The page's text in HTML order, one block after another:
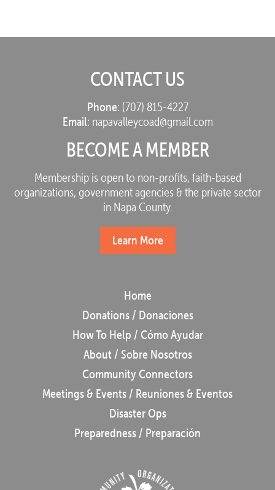
CONTACT US
Phone: (707) 815-4227
Email: napavalleycoad@gmail.com
BECOME A MEMBER
Membership is open to non-profits, faith-based
organizations, government agencies & the private sector
in Napa County.
Learn More
Home
Donations / Donaciones
How To Help / Cómo Ayudar
About / Sobre Nosotros
Community Connectors
Meetings & Events / Reuniones & Eventos
Disaster Ops
Preparedness / Preparación